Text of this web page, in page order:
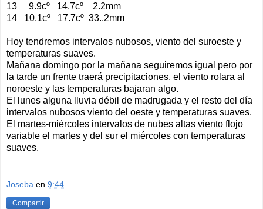
13 9.9cº 14.7cº 2.2mm
14 10.1cº 17.7cº 33..2mm
Hoy tendremos intervalos nubosos, viento del suroeste y
temperaturas suaves.
Mañana domingo por la mañana seguiremos igual pero por
la tarde un frente traerá precipitaciones, el viento rolara al
noroeste y las temperaturas bajaran algo.
El lunes alguna lluvia débil de madrugada y el resto del día
intervalos nubosos viento del oeste y temperaturas suaves.
El martes-miércoles intervalos de nubes altas viento flojo
variable el martes y del sur el miércoles con temperaturas
suaves.
Joseba en 9:44
Compartir